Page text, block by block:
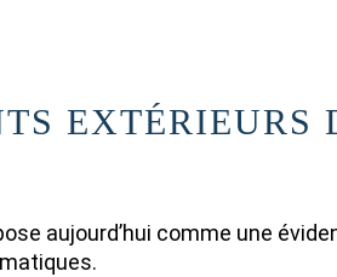
EXTÉRIEURS
aujourd’hui comme une